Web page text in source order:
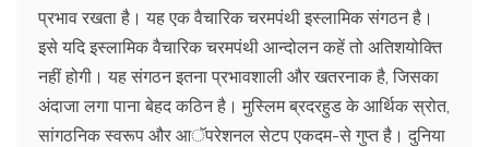
प्रभाव रखता है। यह एक वैचारिक चरमपंथी इस्लामिक संगठन है।
इसे यदि इस्लामिक वैचारिक चरमपंथी आन्दोलन कहें तो अतिशयोक्ति
नहीं होगी। यह संगठन इतना प्रभावशाली और खतरनाक है, जिसका
अंदाजा लगा पाना बेहद कठिन है। मुस्लिम ब्रदरहुड के आर्थिक स्रोत,
सांगठनिक स्वरूप और आॅपरेशनल सेटप एकदम-से गुप्त है। दुनिया